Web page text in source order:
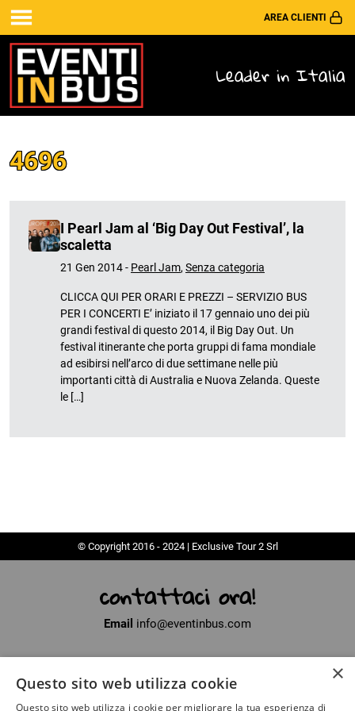
AREA CLIENTI
Leader in Italia
4696
I Pearl Jam al ‘Big Day Out Festival’, la
scaletta
21 Gen 2014 - Pearl Jam, Senza categoria
CLICCA QUI PER ORARI E PREZZI – SERVIZIO BUS
PER I CONCERTI E’ iniziato il 17 gennaio uno dei più
grandi festival di questo 2014, il Big Day Out. Un
festival itinerante che porta gruppi di fama mondiale
ad esibirsi nell’arco di due settimane nelle più
importanti città di Australia e Nuova Zelanda. Queste
le […]
© Copyright 2016 - 2024 | Exclusive Tour 2 Srl
contattaci ora!
Email info@eventinbus.com
Partita Iva01371040450
×
Questo sito web utilizza cookie
Questo sito web utilizza i cookie per migliorare la tua esperienza di